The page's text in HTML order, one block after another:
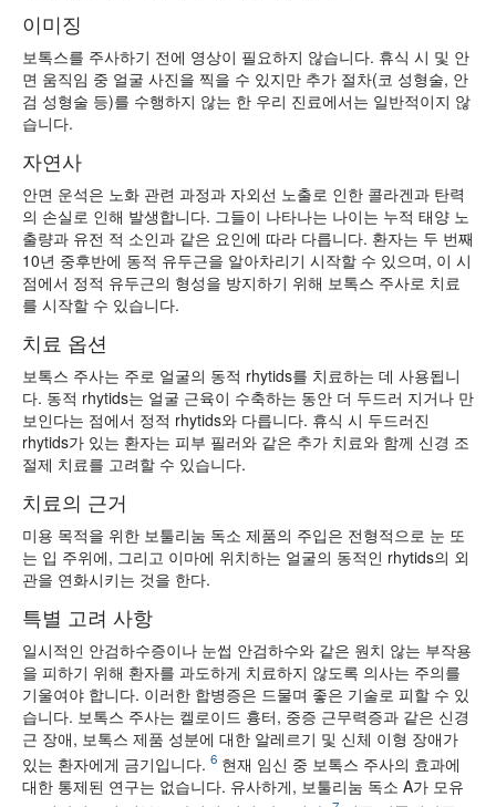
이미징
보톡스를 주사하기 전에 영상이 필요하지 않습니다. 휴식 시 및 안
면 움직임 중 얼굴 사진을 찍을 수 있지만 추가 절차(코 성형술, 안
검 성형술 등)를 수행하지 않는 한 우리 진료에서는 일반적이지 않
습니다.
자연사
안면 운석은 노화 관련 과정과 자외선 노출로 인한 콜라겐과 탄력
의 손실로 인해 발생합니다. 그들이 나타나는 나이는 누적 태양 노
출량과 유전 적 소인과 같은 요인에 따라 다릅니다. 환자는 두 번째
10년 중후반에 동적 유두근을 알아차리기 시작할 수 있으며, 이 시
점에서 정적 유두근의 형성을 방지하기 위해 보톡스 주사로 치료
를 시작할 수 있습니다.
치료 옵션
보톡스 주사는 주로 얼굴의 동적 rhytids를 치료하는 데 사용됩니
다. 동적 rhytids는 얼굴 근육이 수축하는 동안 더 두드러 지거나 만
보인다는 점에서 정적 rhytids와 다릅니다. 휴식 시 두드러진
rhytids가 있는 환자는 피부 필러와 같은 추가 치료와 함께 신경 조
절제 치료를 고려할 수 있습니다.
치료의 근거
미용 목적을 위한 보툴리눔 독소 제품의 주입은 전형적으로 눈 또
는 입 주위에, 그리고 이마에 위치하는 얼굴의 동적인 rhytids의 외
관을 연화시키는 것을 한다.
특별 고려 사항
일시적인 안검하수증이나 눈썹 안검하수와 같은 원치 않는 부작용
을 피하기 위해 환자를 과도하게 치료하지 않도록 의사는 주의를
기울여야 합니다. 이러한 합병증은 드물며 좋은 기술로 피할 수 있
습니다. 보톡스 주사는 켈로이드 흉터, 중증 근무력증과 같은 신경
근 장애, 보톡스 제품 성분에 대한 알레르기 및 신체 이형 장애가
있는 환자에게 금기입니다. 6 현재 임신 중 보톡스 주사의 효과에
대한 통제된 연구는 없습니다. 유사하게, 보툴리눔 독소 A가 모유